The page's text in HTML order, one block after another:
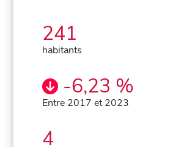
241
habitants
-6,23 %
Entre 2017 et 2023
4